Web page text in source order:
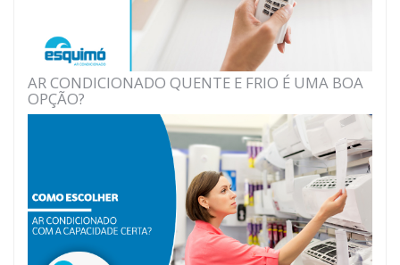
AR CONDICIONADO QUENTE E FRIO É UMA BOA
OPÇÃO?